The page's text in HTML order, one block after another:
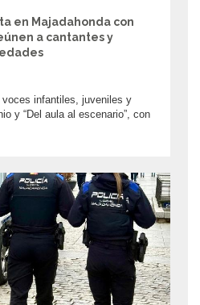
en Majadahonda con
a cantantes y
edades
voces infantiles, juveniles y
y “Del aula al escenario”, con